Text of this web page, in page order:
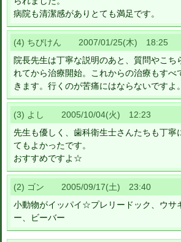
病院も清潔感がありとても満足です。
(4) ちびけん 2007/01/25(木) 18:25
院長先生は丁寧な説明のあと、質問やこち
れてから治療開始。これからの治療もすべ
きます。行くのが苦痛にはならないですよ。
(3) よし 2005/10/04(火) 12:23
先生も優しく、歯科衛生士さんたちも丁寧
てもよかったです。
おすすめですよ☆
(2) ゴン 2005/09/17(土) 23:40
小動物がイッパイ☆プレリードック、ウサ
ー、ビーバー